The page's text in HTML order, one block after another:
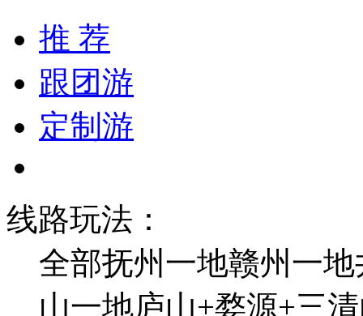
推 荐
跟团游
定制游
线路玩法：
全部抚州一地赣州一地
山一地庐山+婺源+三